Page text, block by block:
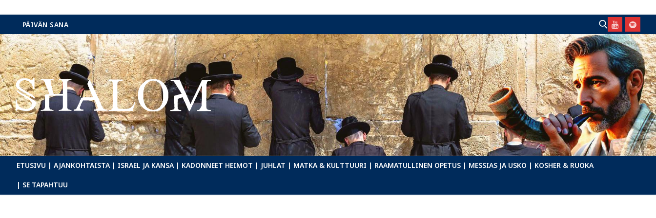
Hyppää
sisältöön
PÄIVÄN SANA
Hae:
ETUSIVU | AJANKOHTAISTA | ISRAEL JA KANSA | KADONNEET HEIMOT | JUHLAT | MATKA & KULTTUURI | RAAMATULLINEN OPETUS | MESSIAS JA USKO | KOSHER & RUOKA
| SE TAPAHTUU